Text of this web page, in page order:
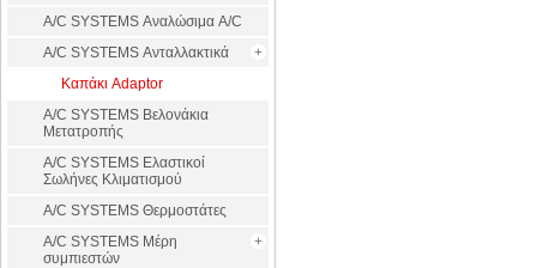
A/C SYSTEMS Αναλώσιμα A/C
A/C SYSTEMS Ανταλλακτικά
Καπάκι Adaptor
A/C SYSTEMS Βελονάκια
Μετατροπής
A/C SYSTEMS Ελαστικοί
Σωλήνες Κλιματισμού
A/C SYSTEMS Θερμοστάτες
A/C SYSTEMS Μέρη
συμπιεστών